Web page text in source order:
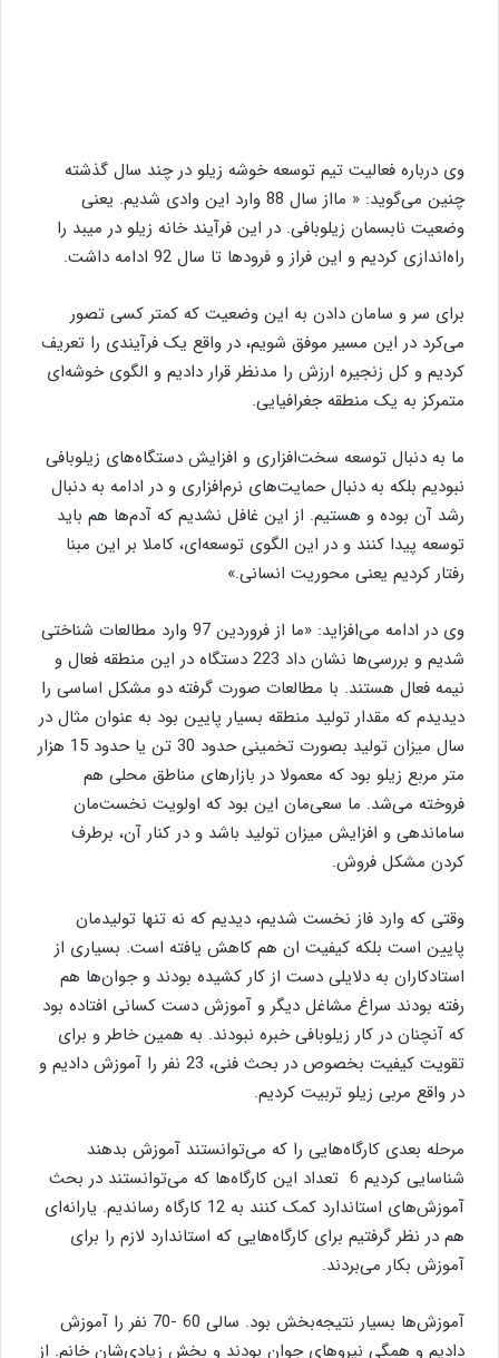
وی درباره فعالیت تیم توسعه خوشه زیلو در چند سال گذشته
چنین می‌گوید: « مااز سال 88 وارد این وادی شدیم. یعنی
وضعیت نابسمان زیلوبافی. در این فرآیند خانه زیلو در میبد را
راه‌اندازی کردیم و این فراز و فرودها تا سال 92 ادامه داشت.
برای سر و سامان دادن به این وضعیت که کمتر کسی تصور
می‌کرد در این مسیر موفق شویم، در واقع یک فرآیندی را تعریف
کردیم و کل زنجیره ارزش را مدنظر قرار دادیم و الگوی خوشه‌ای
متمرکز به یک منطقه جغرافیایی.
ما به دنبال توسعه سخت‌افزاری و افزایش دستگاه‌های زیلوبافی
نبودیم بلکه به دنبال حمایت‌های نرم‌افزاری و در ادامه به دنبال
رشد آن بوده و هستیم. از این غافل نشدیم که آدم‌ها هم باید
توسعه پیدا کنند و در این الگوی توسعه‌ای، کاملا بر این مبنا
رفتار کردیم یعنی محوریت انسانی.»
وی در ادامه می‌افزاید: «ما از فروردین 97 وارد مطالعات شناختی
شدیم و بررسی‌ها نشان داد 223 دستگاه در این منطقه فعال و
نیمه فعال هستند. با مطالعات صورت گرفته دو مشکل اساسی را
دیدیدم که مقدار تولید منطقه بسیار پایین بود به عنوان مثال در
سال میزان تولید بصورت تخمینی حدود 30 تن یا حدود 15 هزار
متر مربع زیلو بود که معمولا در بازارهای مناطق محلی هم
فروخته می‌شد. ما سعی‌مان این بود که اولویت نخست‌مان
ساماندهی و افزایش میزان تولید باشد و در کنار آن، برطرف
کردن مشکل فروش.
وقتی که وارد فاز نخست شدیم، دیدیم که نه تنها تولیدمان
پایین است بلکه کیفیت ان هم کاهش یافته است. بسیاری از
استادکاران به دلایلی دست از کار کشیده بودند و جوان‌ها هم
رفته بودند سراغ مشاغل دیگر و آموزش دست کسانی افتاده بود
که آنچنان در کار زیلوبافی خبره نبودند. به همین خاطر و برای
تقویت کیفیت بخصوص در بحث فنی، 23 نفر را آموزش دادیم و
در واقع مربی زیلو تربیت کردیم.
مرحله بعدی کارگاه‌هایی را که می‌توانستند آموزش بدهند
شناسایی کردیم 6 تعداد این کارگاه‌ها که می‌توانستند در بحث
آموزش‌های استاندارد کمک کنند به 12 کارگاه رساندیم. یارانه‌ای
هم در نظر گرفتیم برای کارگاه‌هایی که استاندارد لازم را برای
آموزش بکار می‌بردند.
آموزش‌ها بسیار نتیجه‌بخش بود. سالی 60 -70 نفر را آموزش
دادیم و همگی نیروهای جوان بودند و بخش زیادی‌شان خانم. از